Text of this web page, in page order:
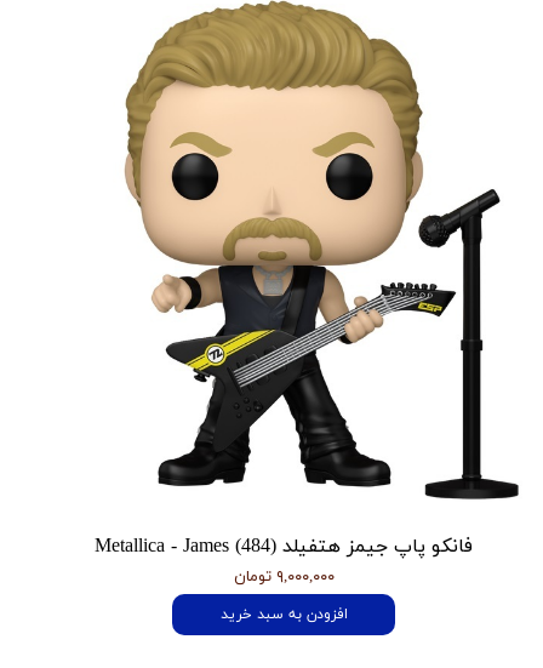
فانکو پاپ جیمز هتفیلد Metallica - James (484)
۹,۰۰۰,۰۰۰ تومان
افزودن به سبد خرید